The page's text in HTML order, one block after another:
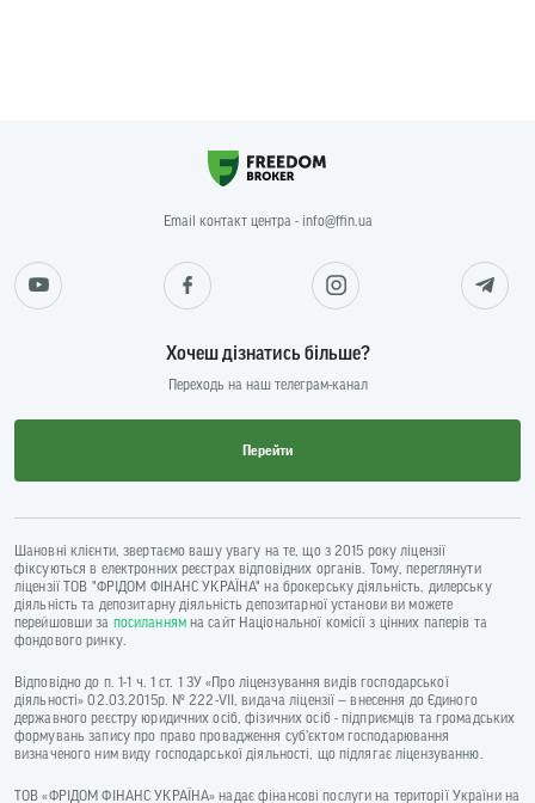
Email контакт центра - info@ffin.ua
Хочеш дізнатись більше?
Переходь на наш телеграм-канал
Перейти
Шановні клієнти, звертаємо вашу увагу на те, що з 2015 року ліцензії
фіксуються в електронних реєстрах відповідних органів. Тому, переглянути
ліцензії ТОВ "ФРІДОМ ФІНАНС УКРАЇНА" на брокерську діяльність, дилерську
діяльність та депозитарну діяльність депозитарної установи ви можете
перейшовши за посиланнямна сайт Національної комісії з цінних паперів та
фондового ринку.
Відповідно до п. 1-1 ч. 1 ст. 1 ЗУ «Про ліцензування видів господарської
діяльності» 02.03.2015р. № 222-VII, видача ліцензії — внесення до Єдиного
державного реєстру юридичних осіб, фізичних осіб - підприємців та громадських
формувань запису про право провадження суб’єктом господарювання
визначеного ним виду господарської діяльності, що підлягає ліцензуванню.
ТОВ «ФРІДОМ ФІНАНС УКРАЇНА» надає фінансові послуги на території України на